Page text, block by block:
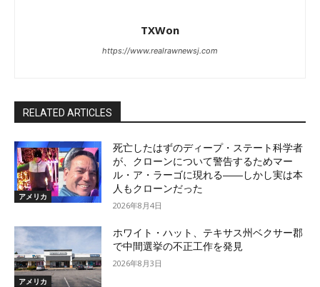
TXWon
https://www.realrawnewsj.com
RELATED ARTICLES
アメリカ
死亡したはずのディープ・ステート科学者
が、クローンについて警告するためマー
ル・ア・ラーゴに現れる――しかし実は本
人もクローンだった
2026年8月4日
アメリカ
ホワイト・ハット、テキサス州ベクサー郡
で中間選挙の不正工作を発見
2026年8月3日